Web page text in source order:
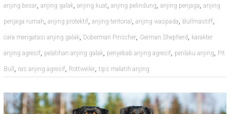
anjing besar, anjing galak, anjing kuat, anjing pelindung, anjing penjaga, anjing
penjaga rumah, anjing protektif, anjing teritorial , anjing waspada, Bullmastiff,
cara mengatasi anjing galak, Doberman Pinscher, German Shepherd , karakter
anjing agresif, pelatihan anjing galak, penyebab anjing agresif, perilaku anjing, Pit
Bull , ras anjing agresif, Rottweiler, tips melatih anjing